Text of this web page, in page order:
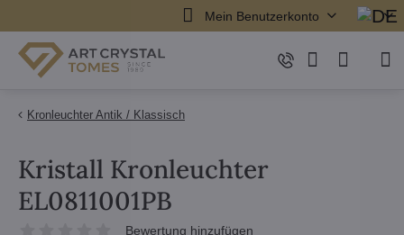
Mein Benutzerkonto
Kronleuchter Antik / Klassisch
Kristall Kronleuchter
EL0811001PB
Bewertung hinzufügen